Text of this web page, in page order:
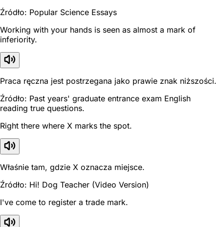
Źródło: Popular Science Essays
Working with your hands is seen as almost a mark of
inferiority.
Praca ręczna jest postrzegana jako prawie znak niższości.
Źródło: Past years' graduate entrance exam English
reading true questions.
Right there where X marks the spot.
Właśnie tam, gdzie X oznacza miejsce.
Źródło: Hi! Dog Teacher (Video Version)
I've come to register a trade mark.